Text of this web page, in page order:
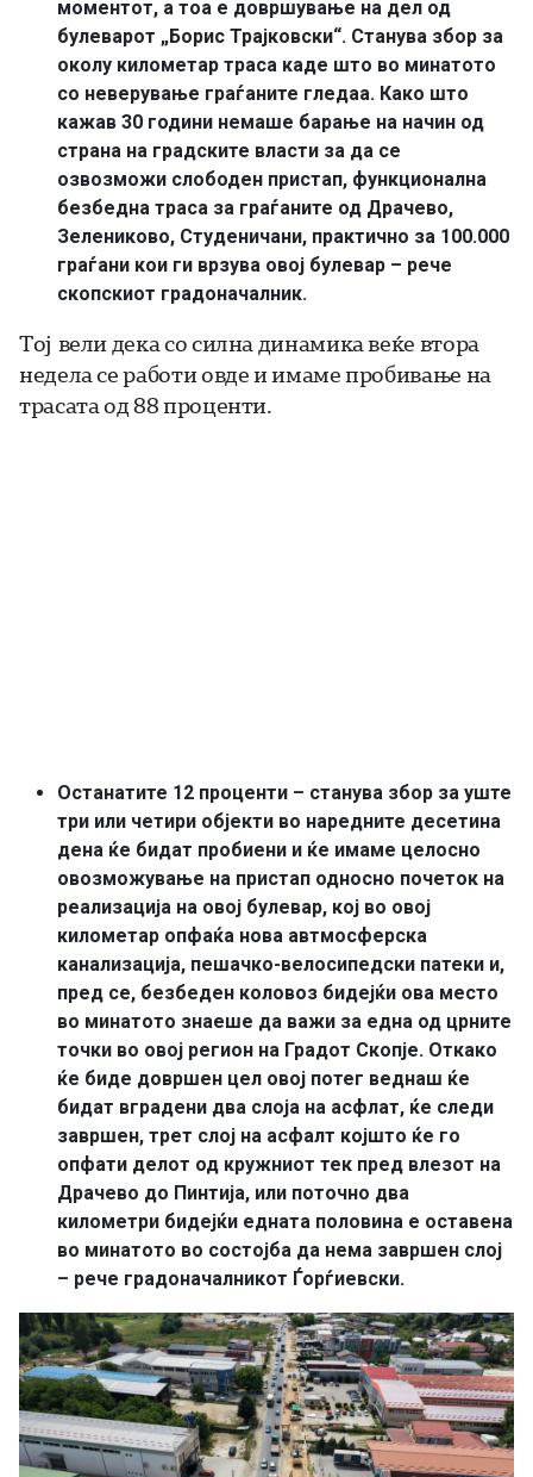
моментот, а тоа е довршување на дел од
булеварот „Борис Трајковски“. Станува збор за
околу километар траса каде што во минатото
со неверување граѓаните гледаа. Како што
кажав 30 години немаше барање на начин од
страна на градските власти за да се
озвозможи слободен пристап, функционална
безбедна траса за граѓаните од Драчево,
Зелениково, Студеничани, практично за 100.000
граѓани кои ги врзува овој булевар – рече
скопскиот градоначалник.
Toj вели дека со силна динамика веќе втора
недела се работи овде и имаме пробивање на
трасата од 88 проценти.
Останатите 12 проценти – станува збор за уште
три или четири објекти во наредните десетина
дена ќе бидат пробиени и ќе имаме целосно
овозможување на пристап односно почеток на
реализација на овој булевар, кој во овој
километар опфаќа нова автмосферска
канализација, пешачко-велосипедски патеки и,
пред се, безбеден коловоз бидејќи ова место
во минатото знаеше да важи за една од црните
точки во овој регион на Градот Скопје. Откако
ќе биде довршен цел овој потег веднаш ќе
бидат вградени два слоја на асфлат, ќе следи
завршен, трет слој на асфалт којшто ќе го
опфати делот од кружниот тек пред влезот на
Драчево до Пинтија, или поточно два
километри бидејќи едната половина е оставена
во минатото во состојба да нема завршен слој
– рече градоначалникот Ѓорѓиевски.